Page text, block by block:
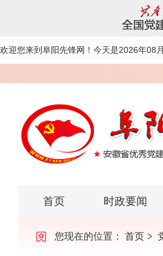
欢迎您来到阜阳先锋网！ 今天是2026年08
首页 时政要闻
您现在的位置： 首页